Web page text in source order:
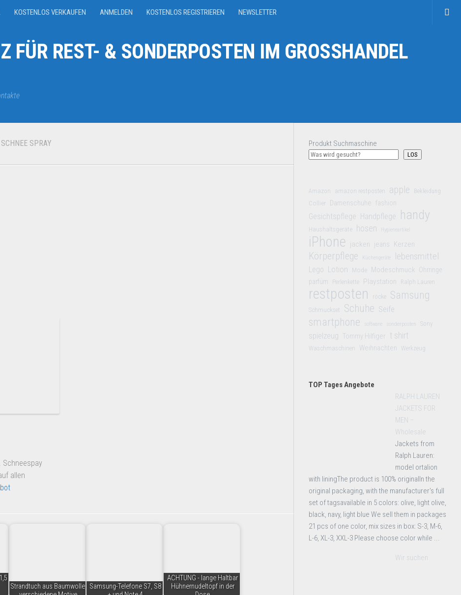
KOSTENLOS VERKAUFEN ANMELDEN KOSTENLOS REGISTRIEREN NEWSLETTER
FÜR REST- & SONDERPOSTEN IM GROSSHANDEL
SPRAY
Schneespay
allen
Strandtuch aus Baumwolle, Samsung-Telefone S7, S8
ACHTUNG - lange Haltbar
Hühnernudeltopf in der
Produkt Suchmaschine
LOS
Amazon amazon restposten apple Bekleidung
Collier Damenschuhe fashion
Gesichtspflege Handpflege handy
Haushaltsgeräte hosen Hygieneartikel
iPhone jacken jeans Kerzen
Körperpflege Küchengeräte lebensmittel
Lego Lotion Mode Modeschmuck Ohrringe
parfüm
Perlenkette Playstation Ralph Lauren
restposten röcke Samsung
Schmuckset Schuhe Seife
smartphone software sonderposten Sony
spielzeug Tommy Hilfiger t shirt
Waschmaschinen Weihnachten Werkzeug
TOP Tages Angebote
RALPH LAUREN
JACKETS FOR
MEN –
Wholesale
Jackets from
Ralph Lauren:
model ortalion
with liningThe product is 100% originalIn the
original packaging, with the manufacturer's full
set of tagsavailable in 5 colors: olive, light olive,
black, navy, light blue We sell them in packages
21 pcs of one color, mix sizes in box: S-3, M-6,
L-6, XL-3, XXL-3 Please choose color while ...
Wir suchen